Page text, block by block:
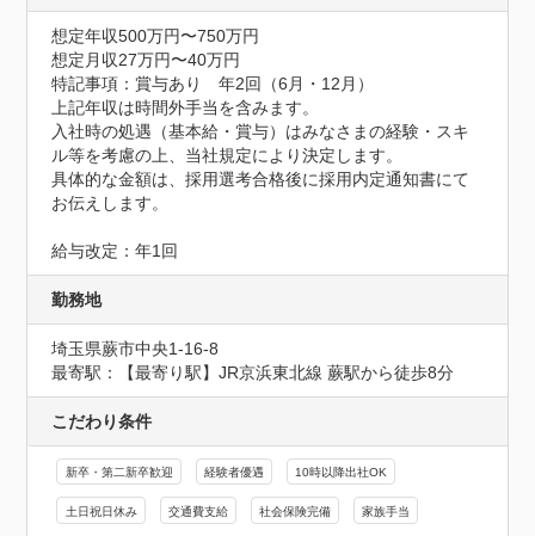
想定年収500万円〜750万円
想定月収27万円〜40万円
特記事項：賞与あり　年2回（6月・12月）
上記年収は時間外手当を含みます。
入社時の処遇（基本給・賞与）はみなさまの経験・スキ
ル等を考慮の上、当社規定により決定します。
具体的な金額は、採用選考合格後に採用内定通知書にて
お伝えします。
給与改定：年1回
勤務地
埼玉県蕨市中央1-16-8
最寄駅：【最寄り駅】JR京浜東北線 蕨駅から徒歩8分
こだわり条件
新卒・第二新卒歓迎 経験者優遇 10時以降出社OK
土日祝日休み 交通費支給 社会保険完備 家族手当